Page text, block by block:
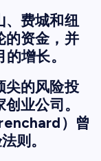
、费城和纽
的资金，并
增长。
尖的风险投
业公司。
）曾
则。